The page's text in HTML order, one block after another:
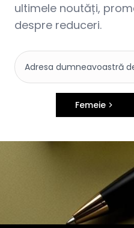
ultimele noutăți,
despre reduceri.
Femeie